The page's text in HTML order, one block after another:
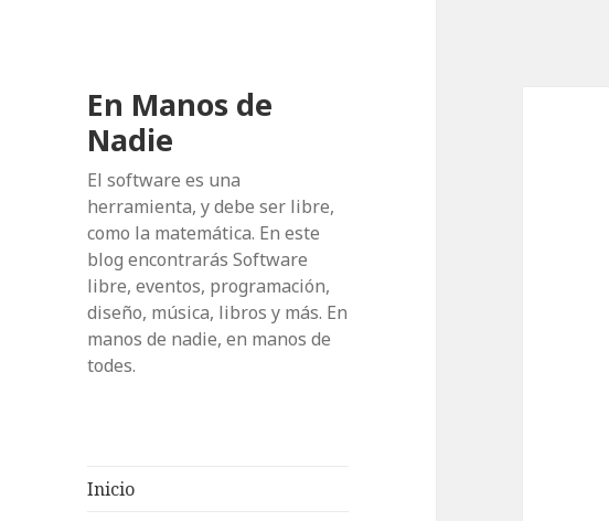
En Manos de
Nadie
El software es una
herramienta, y debe ser libre,
como la matemática. En este
blog encontrarás Software
libre, eventos, programación,
diseño, música, libros y más. En
manos de nadie, en manos de
todes.
Inicio